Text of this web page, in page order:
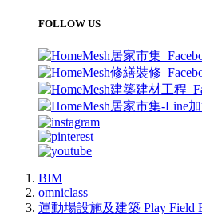
FOLLOW US
BIM
omniclass
運動場設施及建築 Play Field